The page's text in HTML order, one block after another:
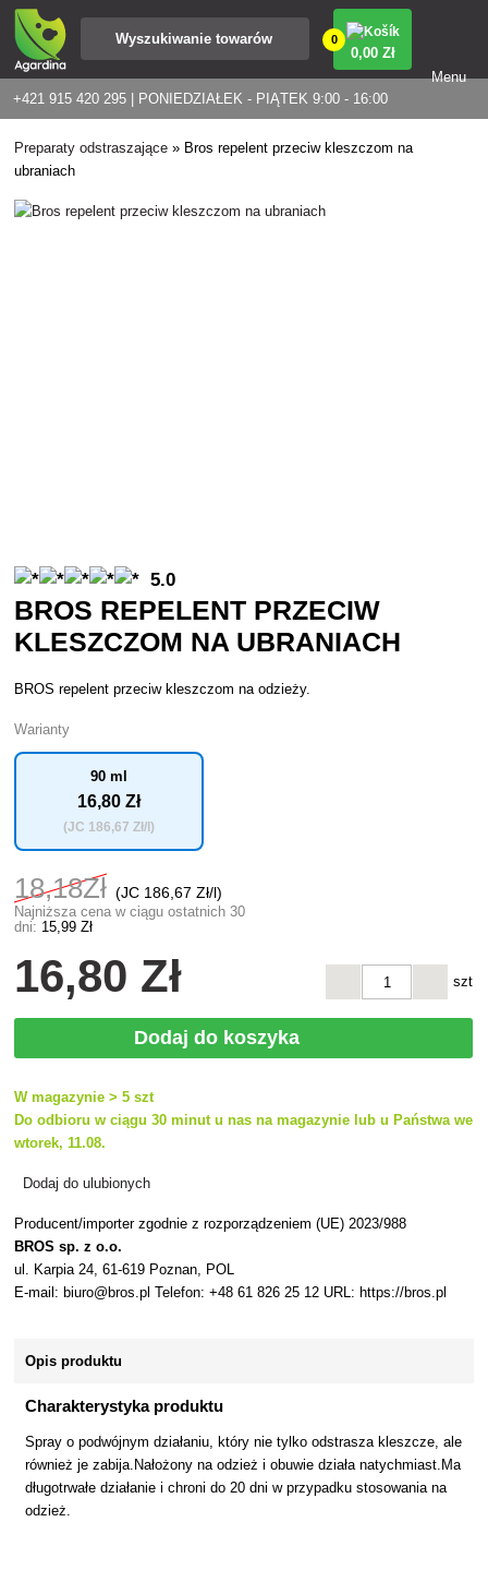
+421 915 420 295 | PONIEDZIAŁEK - PIĄTEK 9:00 - 16:00
0
0,00 Zł
Menu
Preparaty odstraszające » Bros repelent przeciw kleszczom na
ubraniach
5.0
BROS REPELENT PRZECIW
KLESZCZOM NA UBRANIACH
BROS repelent przeciw kleszczom na odzieży.
Warianty
90 ml
16,80 Zł
(JC 186,67 Zł/l)
18,18Zł (JC 186,67 Zł/l)
Najniższa cena w ciągu ostatnich 30
dni: 15,99 Zł
16,80 Zł szt
Dodaj do koszyka
W magazynie > 5 szt
Do odbioru w ciągu 30 minut u nas na magazynie lub u Państwa we
wtorek, 11.08.
Dodaj do ulubionych
Producent/importer zgodnie z rozporządzeniem (UE) 2023/988
BROS sp. z o.o.
ul. Karpia 24, 61-619 Poznan, POL
E-mail: biuro@bros.pl Telefon: +48 61 826 25 12 URL: https://bros.pl
Opis produktu
Charakterystyka produktu
Spray o podwójnym działaniu, który nie tylko odstrasza kleszcze, ale
również je zabija.Nałożony na odzież i obuwie działa natychmiast.Ma
długotrwałe działanie i chroni do 20 dni w przypadku stosowania na
odzież.